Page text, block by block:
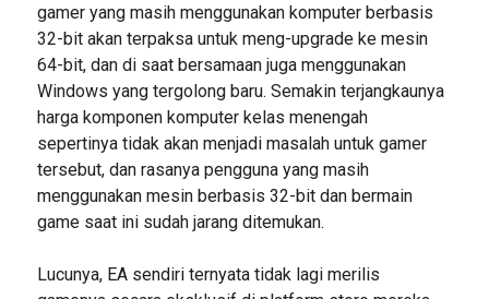
gamer yang masih menggunakan komputer berbasis
32-bit akan terpaksa untuk meng-upgrade ke mesin
64-bit, dan di saat bersamaan juga menggunakan
Windows yang tergolong baru. Semakin terjangkaunya
harga komponen komputer kelas menengah
sepertinya tidak akan menjadi masalah untuk gamer
tersebut, dan rasanya pengguna yang masih
menggunakan mesin berbasis 32-bit dan bermain
game saat ini sudah jarang ditemukan.
Lucunya, EA sendiri ternyata tidak lagi merilis